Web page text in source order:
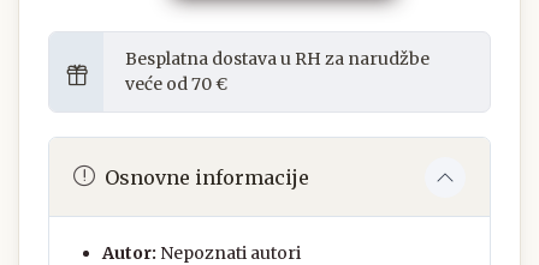
Besplatna dostava u RH za narudžbe
veće od 70 €
Osnovne informacije
Autor: Nepoznati autori